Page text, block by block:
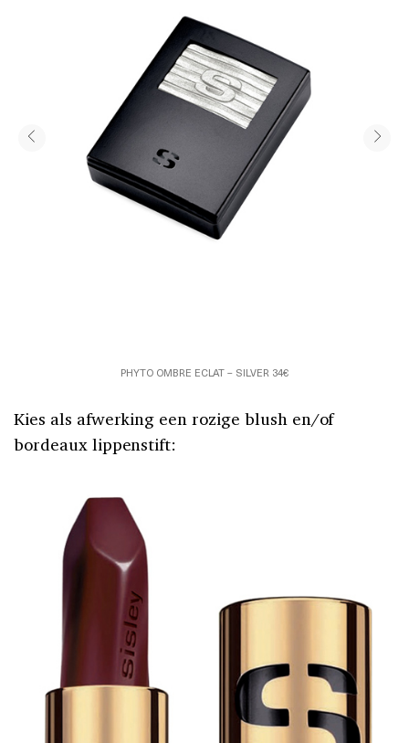
PHYTO OMBRE ECLAT – SILVER 34€
Kies als afwerking een rozige blush en/of
bordeaux lippenstift: